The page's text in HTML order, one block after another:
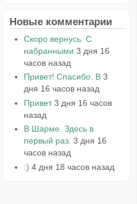
Новые комментарии
Скоро вернусь. С
набранными 3 дня 16
часов назад
Привет! Спасибо. В 3
дня 16 часов назад
Привет 3 дня 16 часов
назад
В Шарме. Здесь в
первый раз. 3 дня 16
часов назад
:) 4 дня 18 часов назад